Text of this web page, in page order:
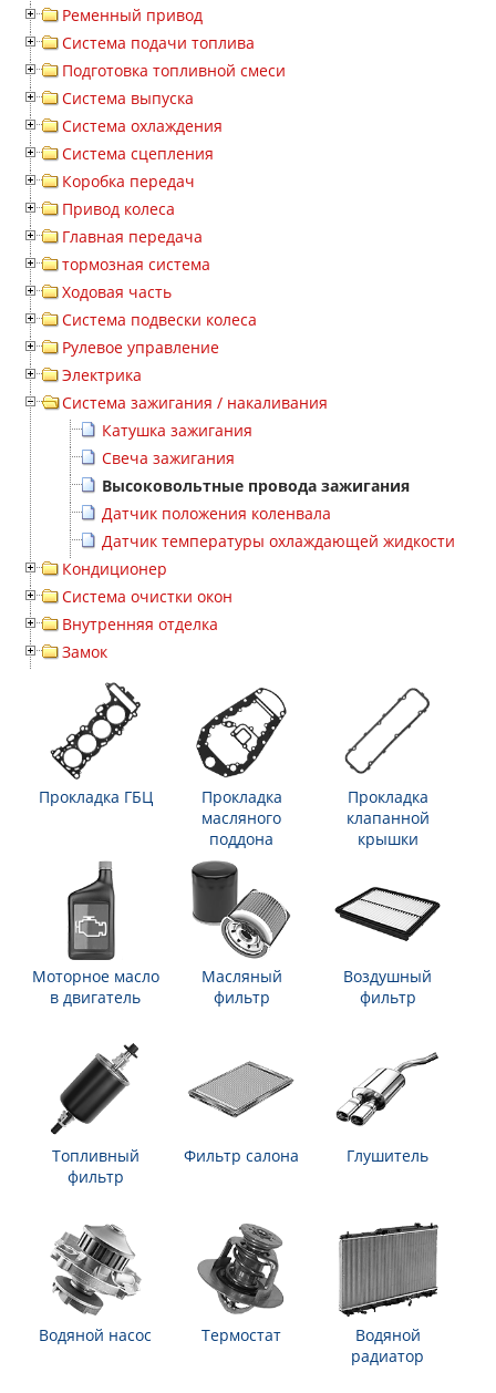
Ременный привод
Система подачи топлива
Подготовка топливной смеси
Система выпуска
Система охлаждения
Система сцепления
Коробка передач
Привод колеса
Главная передача
тормозная система
Ходовая часть
Система подвески колеса
Рулевое управление
Электрика
Система зажигания / накаливания
Катушка зажигания
Свеча зажигания
Высоковольтные провода зажигания
Датчик положения коленвала
Датчик температуры охлаждающей жидкости
Кондиционер
Система очистки окон
Внутренняя отделка
Замок
Прокладка ГБЦ
Прокладка
масляного
поддона
Прокладка
клапанной
крышки
Моторное масло
в двигатель
Масляный
фильтр
Воздушный
фильтр
Топливный
фильтр
Фильтр салона Глушитель
Водяной насос Термостат
Водяной
радиатор